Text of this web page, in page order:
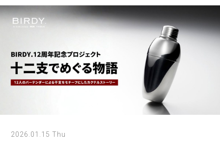
2026.01.15 Thu